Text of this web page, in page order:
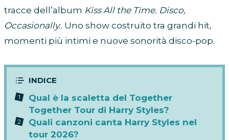
tracce dell’album Kiss All the Time. Disco,
Occasionally.. Uno show costruito tra grandi hit,
momenti più intimi e nuove sonorità disco-pop.
Qual è la scaletta del Together
Together Tour di Harry Styles?
Quali canzoni canta Harry Styles nel
tour 2026?